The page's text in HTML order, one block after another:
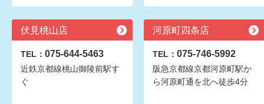
伏見桃山店
TEL： 075-644-5463
近鉄京都線桃山御陵前駅す
ぐ
河原町四条店
TEL： 075-746-5992
阪急京都線京都河原町駅か
ら河原町通を北へ徒歩4分